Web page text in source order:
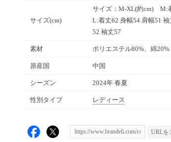
サイズ(cm)
サイズ：M-XL(約cm) M:
L:着丈62 身幅54 肩幅51
52 袖丈57
素材 ポリエステル80%、綿20%
原産国 中国
シーズン 2024年 春夏
性別タイプ レディース
URLを